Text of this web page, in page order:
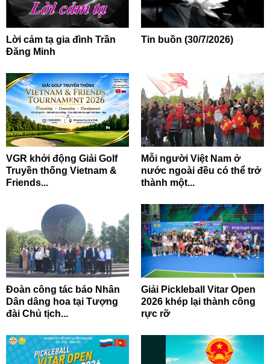
Lời cảm tạ gia đình Trần
Đăng Minh
Tin buồn (30/7/2026)
VGR khởi động Giải Golf
Truyền thống Vietnam &
Friends...
Mỗi người Việt Nam ở
nước ngoài đều có thể trở
thành một...
Đoàn công tác báo Nhân
Dân dâng hoa tại Tượng
đài Chủ tịch...
Giải Pickleball Vitar Open
2026 khép lại thành công
rực rỡ